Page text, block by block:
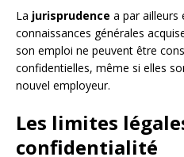
La jurisprudence a par ailleurs
connaissances générales
son emploi ne peuvent être
confidentielles, même si elles
nouvel employeur.
Les limites
confidentialité